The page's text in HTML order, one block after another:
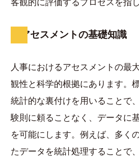
客観的に評価するプロセスを指し
アセスメントの基礎知識
人事におけるアセスメントの最
観性と科学的根拠にあります。
統計的な裏付けを用いることで
験則に頼ることなく、データに
を可能にします。例えば、多く
たデータを統計処理することで